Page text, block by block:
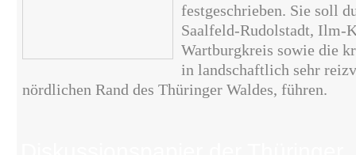
festgeschrieben. Sie soll
Saalfeld-Rudolstadt, Ilm-
Wartburgkreis sowie die
in landschaftlich sehr
nördlichen Rand des Thüringer Waldes, führen.